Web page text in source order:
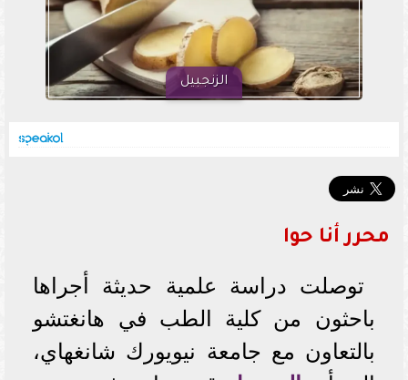
الزنجبيل
محرر أنا حوا
توصلت دراسة علمية حديثة أجراها
باحثون من كلية الطب في هانغتشو
بالتعاون مع جامعة نيويورك شانغهاي،